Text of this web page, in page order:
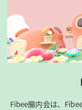
Fibee腸内会は、​